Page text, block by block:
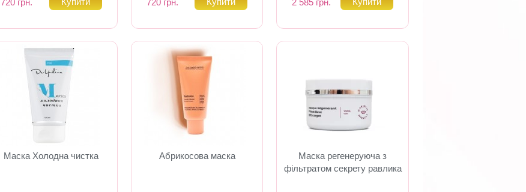
Маска Холодна чистка Абрикосова маска
Маска регенеруюча з
фільтратом секрету равлика